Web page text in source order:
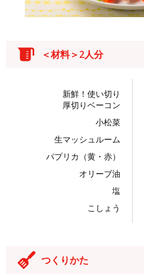
＜材料＞2人分
新鮮！使い切り
厚切りベーコン
小松菜
生マッシュルーム
パプリカ（黄・赤）
オリーブ油
塩
こしょう
つくりかた